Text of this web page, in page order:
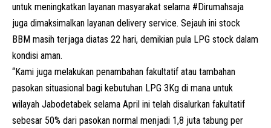
untuk meningkatkan layanan masyarakat selama #Dirumahsaja
juga dimaksimalkan layanan delivery service. Sejauh ini stock
BBM masih terjaga diatas 22 hari, demikian pula LPG stock dalam
kondisi aman.
“Kami juga melakukan penambahan fakultatif atau tambahan
pasokan situasional bagi kebutuhan LPG 3Kg di mana untuk
wilayah Jabodetabek selama April ini telah disalurkan fakultatif
sebesar 50% dari pasokan normal menjadi 1,8 juta tabung per